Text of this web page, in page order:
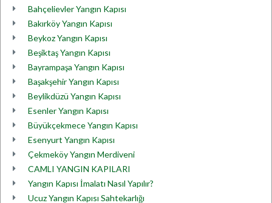
Bahçelievler Yangın Kapısı
Bakırköy Yangın Kapısı
Beykoz Yangın Kapısı
Beşiktaş Yangın Kapısı
Bayrampaşa Yangın Kapısı
Başakşehir Yangın Kapısı
Beylikdüzü Yangın Kapısı
Esenler Yangın Kapısı
Büyükçekmece Yangın Kapısı
Esenyurt Yangın Kapısı
Çekmeköy Yangın Merdiveni
CAMLI YANGIN KAPILARI
Yangın Kapısı İmalatı Nasıl Yapılır?
Ucuz Yangın Kapısı Sahtekarlığı